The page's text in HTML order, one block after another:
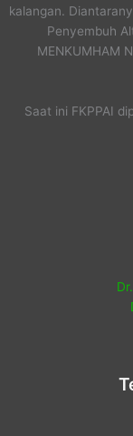
kalangan.
Penyembuh
MENKUMHAM
Saat ini FKPPAI